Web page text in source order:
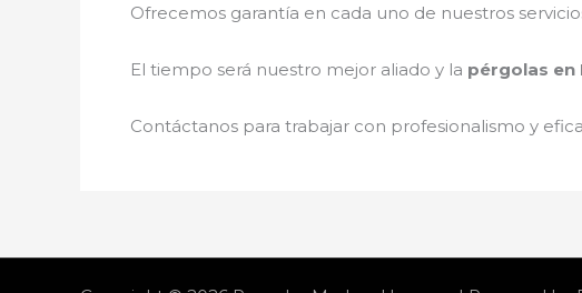
Ofrecemos garantía en cada uno de nuestros
El tiempo será nuestro mejor aliado y la pérgolas en
Contáctanos para trabajar con profesionalismo y